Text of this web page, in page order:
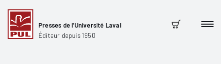
Presses de l'Université Laval
Éditeur depuis 1950
Panier